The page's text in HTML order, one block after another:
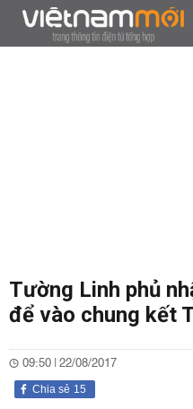
Tường Linh phủ
để vào chung kết
09:50 | 22/08/2017
15
Chia sẻ